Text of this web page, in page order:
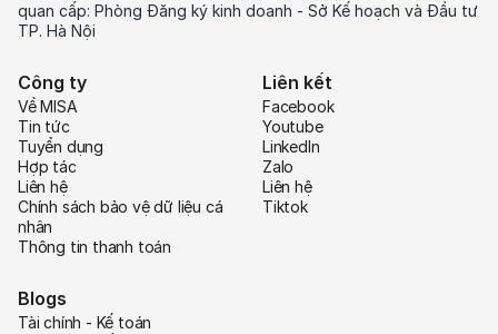
quan cấp: Phòng Đăng ký kinh doanh - Sở Kế hoạch và Đầu tư
TP. Hà Nội
Công ty
Về MISA
Tin tức
Tuyển dụng
Hợp tác
Liên hệ
Chính sách bảo vệ dữ liệu cá
nhân
Thông tin thanh toán
Liên kết
Facebook
Youtube
LinkedIn
Zalo
Liên hệ
Tiktok
Blogs
Tài chính - Kế toán